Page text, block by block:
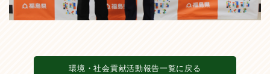
環境・社会貢献活動報告一覧に戻る